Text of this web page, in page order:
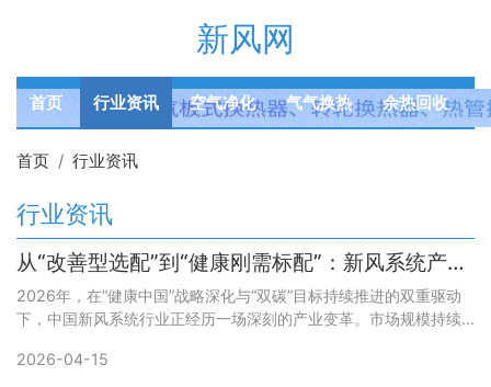
新风网
首页 行业资讯 空气净化 气气换热 余热回收
首页 行业资讯
行业资讯
从“改善型选配”到“健康刚需标配”：新风系统产业迈入智能化、节能化高质量发展新纪元
2026年，在“健康中国”战略深化与“双碳”目标持续推进的双重驱动
下，中国新风系统行业正经历一场深刻的产业变革。市场规模持续
向“健康生活基础设施”的千亿级产业新格局已然成型。
2026-04-15